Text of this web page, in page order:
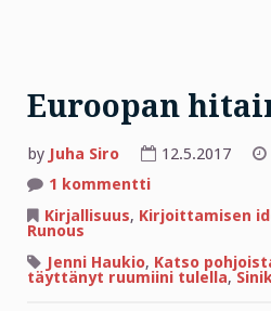
Euroopan
by Juha Siro 12.5.2017
1 kommenttiartikkeliin
hitain
kirjoittaja
Kirjallisuus, Kirjoittamisen
Runous
Jenni Haukio, Katso
täyttänyt ruumiini tulella,